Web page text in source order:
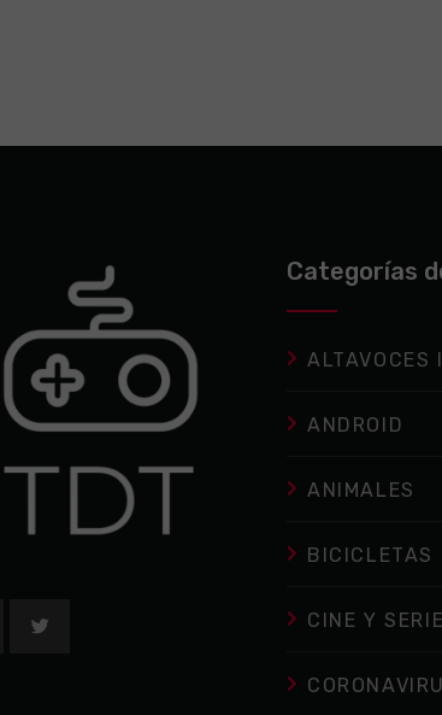
Categorías
ALTAVOCES
ANDROID
ANIMALES
BICICLETAS
CINE Y